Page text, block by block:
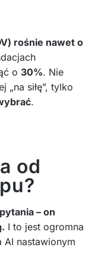
rośnie nawet o
o 30%. Nie
„na siłę”, tylko
.
od
– on
I to jest ogromna
AI nastawionym